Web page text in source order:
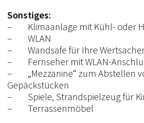
Sonstiges:
– Klimaanlage mit Kühl- oder
– WLAN
– Wandsafe für Ihre
– Fernseher mit WLAN-
– „Mezzanine“ zum Abstellen
Gepäckstücken
– Spiele, Strandspielzeug für
– Terrassenmöbel